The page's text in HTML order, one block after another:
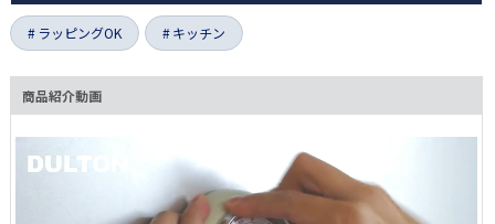
ラッピングOK キッチン
商品紹介動画